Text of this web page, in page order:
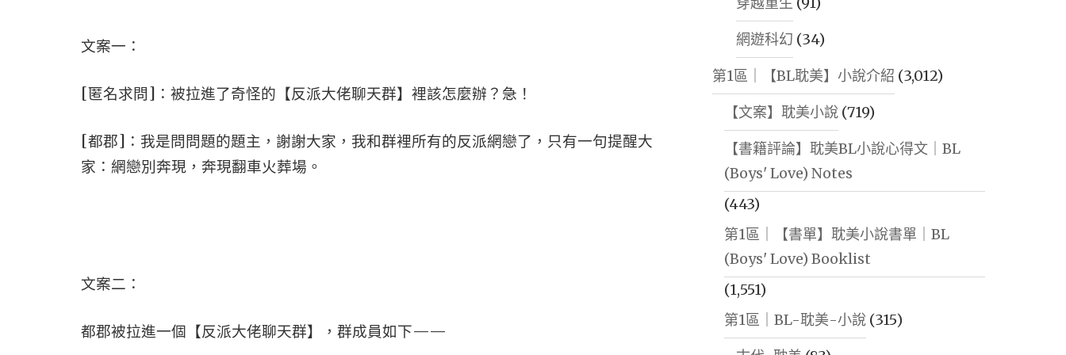
文案一：
[匿名求問]：被拉進了奇怪的【反派大佬聊天群】裡該怎麼辦？急！
[都郡]：我是問問題的題主，謝謝大家，我和群裡所有的反派網戀了，只有一句提醒大
家：網戀別奔現，奔現翻車火葬場。
文案二：
都郡被拉進一個【反派大佬聊天群】，群成員如下——
網遊科幻 (34)
第1區｜【BL耽美】小說介紹 (3,012)
【文案】耽美小說(719)
【書籍評論】耽美BL小說心得文｜BL
(Boys' Love) Notes
(443)
第1區｜【書單】耽美小說書單｜BL
(Boys' Love) Booklist
(1,551)
第1區｜BL-耽美-小說(315)